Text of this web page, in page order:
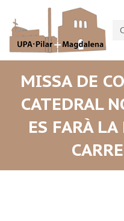
MISSA DE
CATEDRAL
ES FARÀ LA